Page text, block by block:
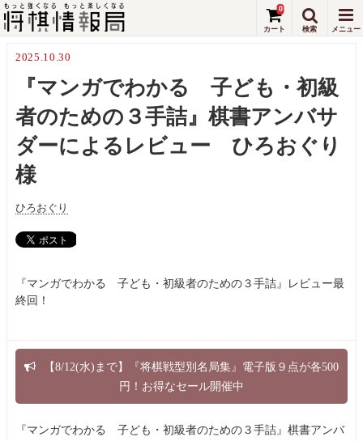
0
2025.10.30
『マンガでわかる 子ども・初級
者のための３手詰』棋書アンバサ
ダーによるレビュー ひろおぐり
様
ひろおぐり
『マンガでわかる 子ども・初級者のための３手詰』レビュー最
終回！
【8/12(水)まで】『将棋戦型別名局集』電子版９点が各500
円！お得なセール開催中
『マンガでわかる 子ども・初級者のための３手詰』棋書アンバ